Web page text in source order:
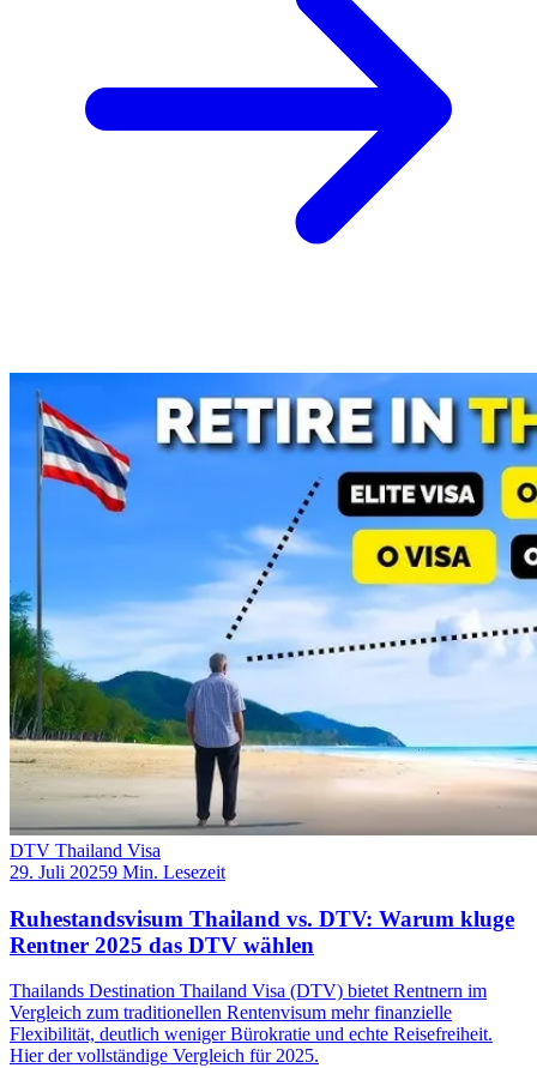
DTV Thailand Visa
29. Juli 20259 Min. Lesezeit
Ruhestandsvisum Thailand vs. DTV: Warum kluge
Rentner 2025 das DTV wählen
Thailands Destination Thailand Visa (DTV) bietet Rentnern im
Vergleich zum traditionellen Rentenvisum mehr finanzielle
Flexibilität, deutlich weniger Bürokratie und echte Reisefreiheit.
Hier der vollständige Vergleich für 2025.